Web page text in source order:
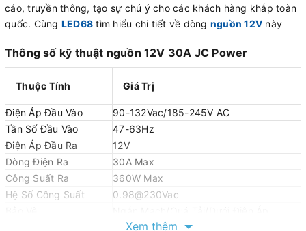
cáo, truyền thông, tạo sự chú ý cho các khách hàng khắp toàn
quốc. Cùng LED68 tìm hiểu chi tiết về dòng nguồn 12V này
Thông số kỹ thuật nguồn 12V 30A JC Power
Thuộc Tính Giá Trị
Điện Áp Đầu Vào
90-132Vac/185-245V AC
Tần Số Đầu Vào
47-63Hz
Điện Áp Đầu Ra
12V
Dòng Điện Ra
30A Max
Công Suất Ra
360W Max
Hệ Số Công Suất
0.98@230Vac
-20℃ đến +60℃ (Có thể tùy chỉnh
Xem thêm